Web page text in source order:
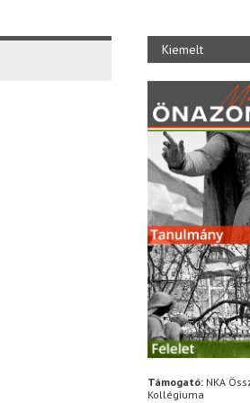
Kiemelt
Támogató: NKA
Kollégiuma